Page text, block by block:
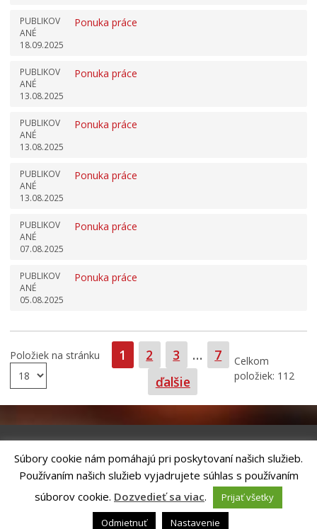
PUBLIKOV
ANÉ
18.09.2025
Ponuka práce
PUBLIKOV
ANÉ
13.08.2025
Ponuka práce
PUBLIKOV
ANÉ
13.08.2025
Ponuka práce
PUBLIKOV
ANÉ
13.08.2025
Ponuka práce
PUBLIKOV
ANÉ
07.08.2025
Ponuka práce
PUBLIKOV
ANÉ
05.08.2025
Ponuka práce
Položiek na stránku Strana
1 Strana
2 Strana
3 … Strana
7
ďalšie
Celkom
položiek: 112
Riešenie ANTIK SMART CITY
| Technický prevádzkovateľ – MVI
Technology, s.r.o.
Správca webového sídla: Mesto Kežmarok, Hlavné námestie, 060 01
Kežmarok, tel.: +421524660111
podatelna@kezmarok.sk,|Vyhlásenie o prístupnosti
Ochrana osobných údajov
Súbory cookie nám pomáhajú pri poskytovaní našich služieb.
Používaním našich služieb vyjadrujete súhlas s používaním
súborov cookie. Dozvedieť sa viac.
Prijať všetky
Odmietnuť
Nastavenie